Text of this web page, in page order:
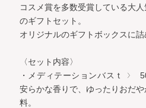
コスメ賞を多数受賞している大
のギフトセット。
オリジナルのギフトボックスに詰
〈セット内容〉
・メディテーションバスｔ
安らかな香りで、ゆったりおだ
料。